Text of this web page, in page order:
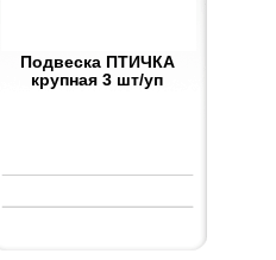
Подвеска ПТИЧКА
крупная 3 шт/уп